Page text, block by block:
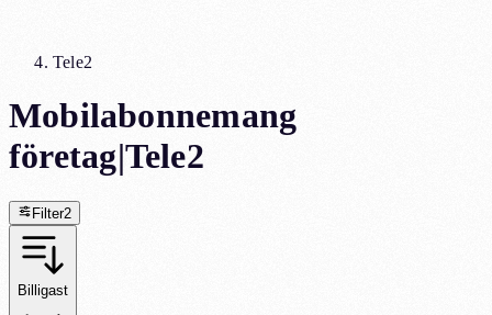
Tele2
Mobilabonnemang
företag|Tele2
Filter2
Billigast